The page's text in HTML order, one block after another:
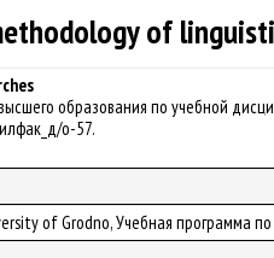
of
образования по учебной
о-57.
of Grodno, Учебная программа